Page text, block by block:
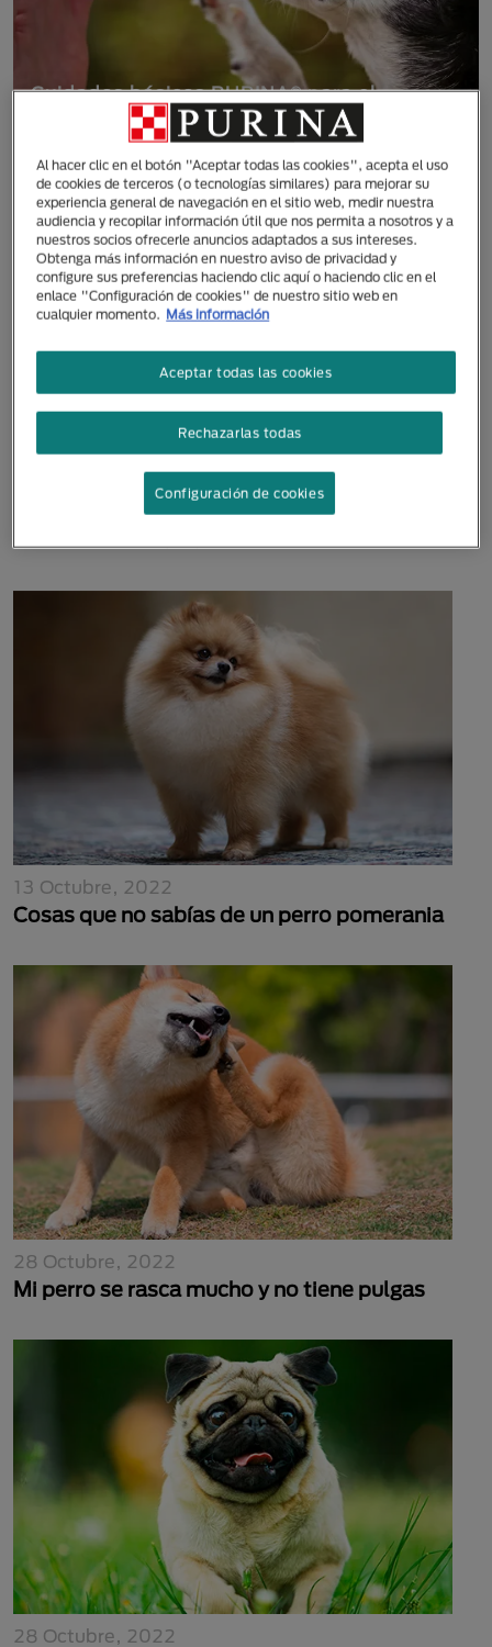
Cuidados básicos PURINA® para el
bienestar del perro senior
28 Octubre, 2022
Perros con miedo a los truenos
13 Octubre, 2022
Cosas que no sabías de un perro pomerania
28 Octubre, 2022
Mi perro se rasca mucho y no tiene pulgas
28 Octubre, 2022
Al hacer clic en el botón "Aceptar todas las cookies", acepta el uso
de cookies de terceros (o tecnologías similares) para mejorar su
experiencia general de navegación en el sitio web, medir nuestra
audiencia y recopilar información útil que nos permita a nosotros y a
nuestros socios ofrecerle anuncios adaptados a sus intereses.
Obtenga más información en nuestro aviso de privacidad y
configure sus preferencias haciendo clic aquí o haciendo clic en el
enlace "Configuración de cookies" de nuestro sitio web en
cualquier momento.
Más información
Rechazarlas todas
Aceptar todas las cookies
Configuración de cookies